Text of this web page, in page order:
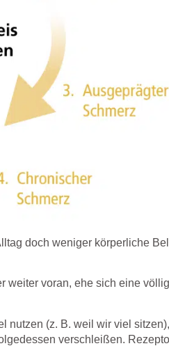
doch weniger körperliche
voran, ehe sich eine
(z. B. weil wir viel
verschleißen.